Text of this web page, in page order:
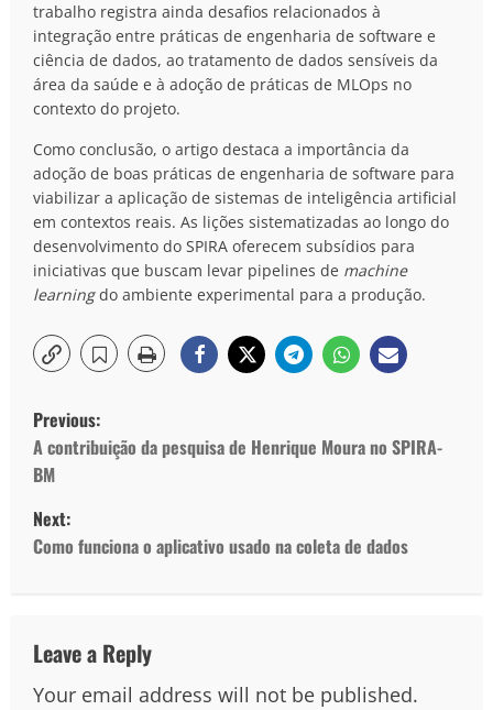
trabalho registra ainda desafios relacionados à
integração entre práticas de engenharia de software e
ciência de dados, ao tratamento de dados sensíveis da
área da saúde e à adoção de práticas de MLOps no
contexto do projeto.
Como conclusão, o artigo destaca a importância da
adoção de boas práticas de engenharia de software para
viabilizar a aplicação de sistemas de inteligência artificial
em contextos reais. As lições sistematizadas ao longo do
desenvolvimento do SPIRA oferecem subsídios para
iniciativas que buscam levar pipelines de machine
learningdo ambiente experimental para a produção.
Previous:
A contribuição da pesquisa de Henrique Moura no SPIRA-
BM
Next:
Como funciona o aplicativo usado na coleta de dados
Leave a Reply
Your email address will not be published.